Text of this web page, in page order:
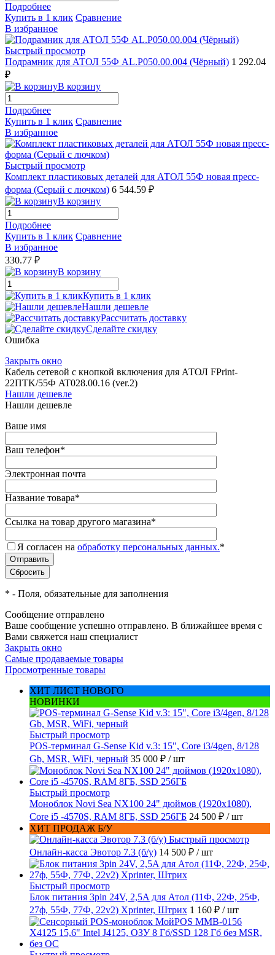
Подробнее
Купить в 1 клик Сравнение
В избранное
Быстрый просмотр
Подрамник для АТОЛ 55Ф AL.P050.00.004 (Чёрный) 1 292.04
₽
В корзину
Подробнее
Купить в 1 клик Сравнение
В избранное
Быстрый просмотр
Комплект пластиковых деталей для АТОЛ 55Ф новая пресс-
форма (Серый с лючком) 6 544.59 ₽
В корзину
Подробнее
Купить в 1 клик Сравнение
В избранное
330.77 ₽
В корзину
Купить в 1 клик
Нашли дешевле
Рассчитать доставку
Сделайте скидку
Ошибка
Закрыть окно
Кабель сетевой с кнопкой включения для АТОЛ FPrint-
22ПТK/55Ф AT028.00.16 (ver.2)
Нашли дешевле
Нашли дешевле
Ваше имя
Ваш телефон*
Электронная почта
Название товара*
Ссылка на товар другого магазина*
Я согласен на обработку персональных данных.*
* - Поля, обязательные для заполнения
Сообщение отправлено
Ваше сообщение успешно отправлено. В ближайшее время с
Вами свяжется наш специалист
Закрыть окно
Самые продаваемые товары
Просмотренные товары
ХИТ ЛИСТ НОВОГО
НОВИНКИ
Быстрый просмотр
POS-терминал G-Sense Kid v.3: 15", Core i3/4gen, 8/128
Gb, MSR, WiFi, черный 35 000 ₽ / шт
Быстрый просмотр
Моноблок Novi Sea NX100 24" дюймов (1920x1080),
Core i5 -4570S, RAM 8ГБ, SSD 256ГБ 24 500 ₽ / шт
ХИТ ПРОДАЖ Б/У
Быстрый просмотр
Онлайн-касса Эвотор 7.3 (б/у) 14 500 ₽ / шт
Быстрый просмотр
Блок питания 3pin 24V, 2,5A для Атол (11Ф, 22Ф, 25Ф,
27ф, 55Ф, 77Ф, 22v2) Xprinter, Штрих 1 160 ₽ / шт